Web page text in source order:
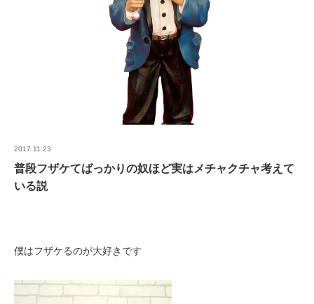
2017.11.23
普段フザケてばっかりの奴ほど実はメチャクチャ考えて
いる説
僕はフザケるのが大好きです